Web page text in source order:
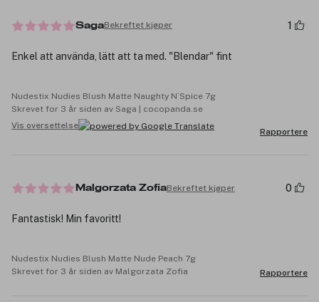
SagaBekreftet kjøper 1
Enkel att använda, lätt att ta med. "Blendar" fint
Nudestix Nudies Blush Matte Naughty N`Spice 7g
Skrevet for 3 år siden av Saga | cocopanda.se
Vis oversettelse
Rapportere
Malgorzata ZofiaBekreftet kjøper 0
Fantastisk! Min favoritt!
Nudestix Nudies Blush Matte Nude Peach 7g
Skrevet for 3 år siden av Malgorzata Zofia
Rapportere